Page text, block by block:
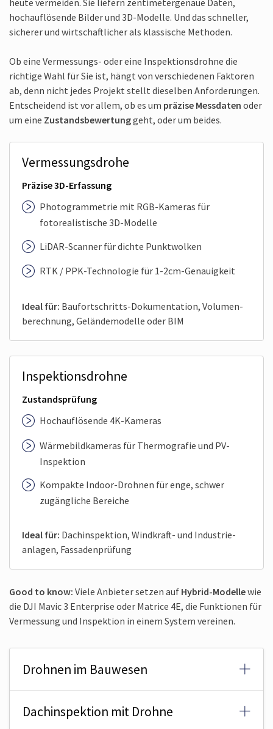
hochauflösende Bilder und 3D-Modelle. Und das schneller,
sicherer und wirtschaftlicher als klassische Methoden.
Ob eine Vermessungs- oder eine Inspektionsdrohne die
richtige Wahl für Sie ist, hängt von verschiedenen Faktoren
ab, denn nicht jedes Projekt stellt dieselben Anforderungen.
Entscheidend ist vor allem, ob es um präzise Messdaten oder
um eine Zustands­bewertunggeht, oder um beides.
Vermessungsdrohe
Präzise 3D-Erfassung
Photogrammetrie mit RGB-Kameras für
fotorealistische 3D-Modelle
LiDAR-Scanner für dichte Punktwolken
RTK / PPK-Technologie für 1-2cm-Genauigkeit
Ideal für: Baufortschritts-Dokumentation, Volumen­
berechnung, Geländemodelle oder BIM
Inspektionsdrohne
Zustandsprüfung
Hoch­auflösende 4K-Kameras
Wärmebildkameras für Thermografie und PV-
Inspektion
Kompakte Indoor-Drohnen für enge, schwer
zugängliche Bereiche
Ideal für: Dachinspektion, Windkraft- und Industrie­
anlagen, Fassadenprüfung
Good to know: Viele Anbieter setzen auf Hybrid-Modellewie
die DJI Mavic 3 Enterprise oder Matrice 4E, die Funktionen für
Vermessung und Inspektion in einem System vereinen.
Drohnen im Bauwesen
Dachinspektion mit Drohne